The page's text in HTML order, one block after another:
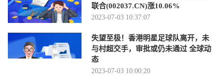
联合(002037.CN)涨10.06%
2023-07-03 10:37:07
失望至极！香港明星足球队离开，未
与村超交手，审批或仍未通过 全球动
态
2023-07-03 10:00:20